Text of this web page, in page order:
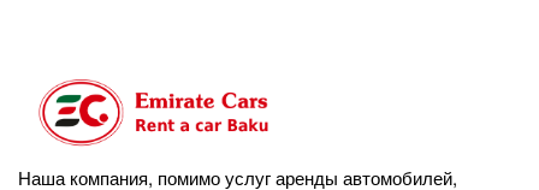
Наша компания, помимо услуг аренды автомобилей,